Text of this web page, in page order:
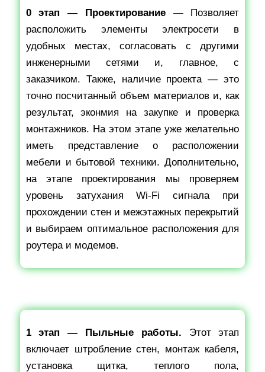
0 этап — Проектирование— Позволяет
расположить элементы электросети в
удобных местах, согласовать с другими
инженерными сетями и, главное, с
заказчиком. Также, наличие проекта — это
точно посчитанный объем материалов и, как
результат, эконмия на закупке и проверка
монтажников. На этом этапе уже желательно
иметь представление о расположении
мебели и бытовой техники. Дополнительно,
на этапе проектирования мы проверяем
уровень затухания Wi-Fi сигнала при
прохождении стен и межэтажных перекрытий
и выбираем оптимальное расположения для
роутера и модемов.
1 этап — Пыльные работы. Этот этап
включает штробление стен, монтаж кабеля,
установка щитка, теплого пола,